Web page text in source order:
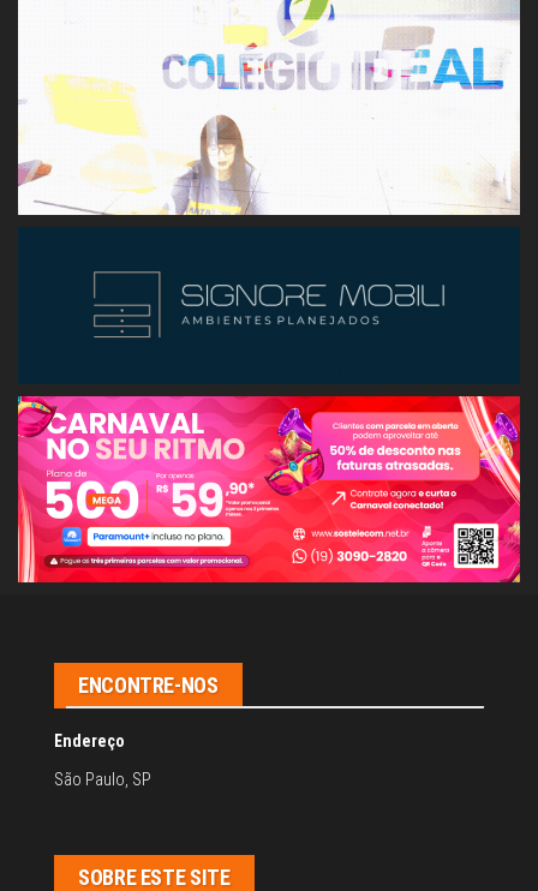
ENCONTRE-NOS
Endereço
São Paulo, SP
SOBRE ESTE SITE